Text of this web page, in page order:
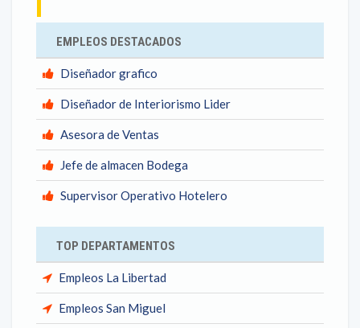
EMPLEOS DESTACADOS
Diseñador grafico
Diseñador de Interiorismo Lider
Asesora de Ventas
Jefe de almacen Bodega
Supervisor Operativo Hotelero
TOP DEPARTAMENTOS
Empleos La Libertad
Empleos San Miguel